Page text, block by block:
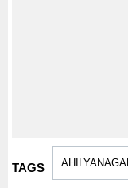
TAGS